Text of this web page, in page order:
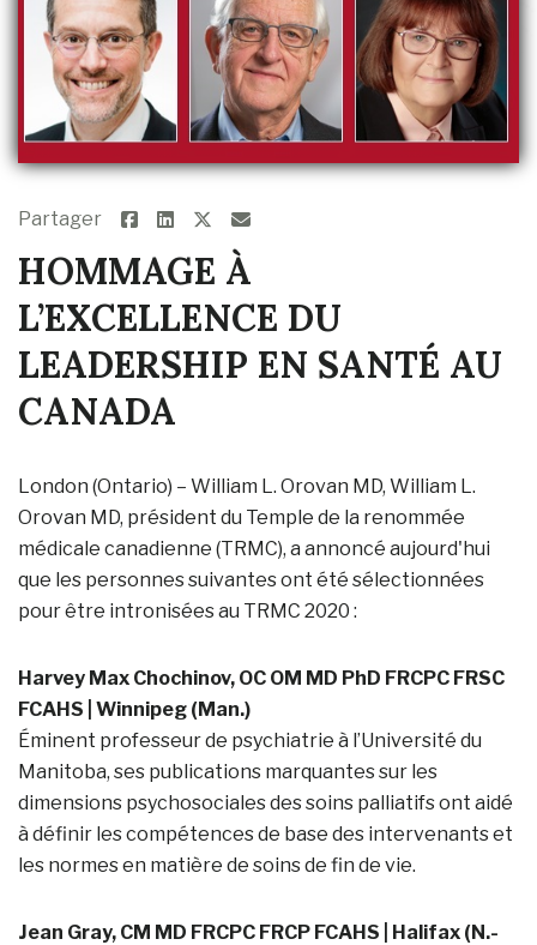
Partager
HOMMAGE À
L’EXCELLENCE DU
LEADERSHIP EN SANTÉ AU
CANADA
London (Ontario) – William L. Orovan MD, William L.
Orovan MD, président du Temple de la renommée
médicale canadienne (TRMC), a annoncé aujourd'hui
que les personnes suivantes ont été sélectionnées
pour être intronisées au TRMC 2020 :
Harvey Max Chochinov, OC OM MD PhD FRCPC FRSC
FCAHS | Winnipeg (Man.)
Éminent professeur de psychiatrie à l’Université du
Manitoba, ses publications marquantes sur les
dimensions psychosociales des soins palliatifs ont aidé
à définir les compétences de base des intervenants et
les normes en matière de soins de fin de vie.
Jean Gray, CM MD FRCPC FRCP FCAHS | Halifax (N.-